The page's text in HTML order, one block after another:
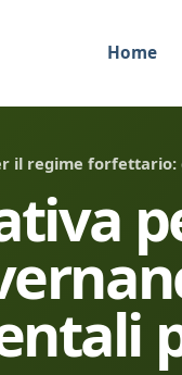
Home
il regime